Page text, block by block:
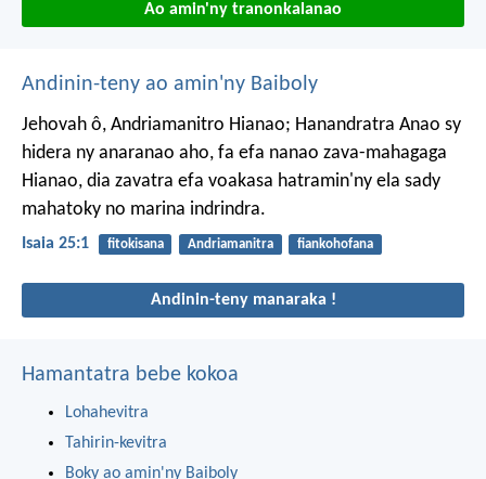
Ao amin'ny tranonkalanao
Andinin-teny ao amin'ny Baiboly
Jehovah ô, Andriamanitro Hianao; Hanandratra Anao sy
hidera ny anaranao aho, fa efa nanao zava-mahagaga
Hianao, dia zavatra efa voakasa hatramin'ny ela sady
mahatoky no marina indrindra.
Isaia 25:1 fitokisana Andriamanitra fiankohofana
Andinin-teny manaraka !
Hamantatra bebe kokoa
Lohahevitra
Tahirin-kevitra
Boky ao amin'ny Baiboly